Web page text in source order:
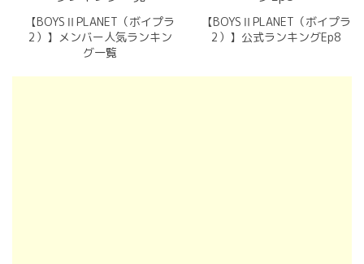
【BOYSⅡPLANET（ボイプラ
2）】メンバー人気ランキン
グ一覧
【BOYSⅡPLANET（ボイプラ
2）】公式ランキングEp8